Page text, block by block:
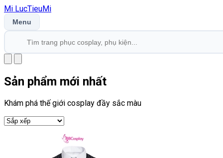
Mi LucTieuMi
Menu
Sản phẩm mới nhất
Khám phá thế giới cosplay đầy sắc màu